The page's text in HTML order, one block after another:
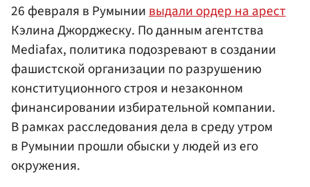
26 февраля в Румынии выдали ордер на арест
Кэлина Джорджеску. По данным агентства
Mediafax, политика подозревают в создании
фашистской организации по разрушению
конституционного строя и незаконном
финансировании избирательной компании.
В рамках расследования дела в среду утром
в Румынии прошли обыски у людей из его
окружения.